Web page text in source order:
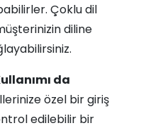
Çoklu dil
diline
da
özel bir giriş
edilebilir bir